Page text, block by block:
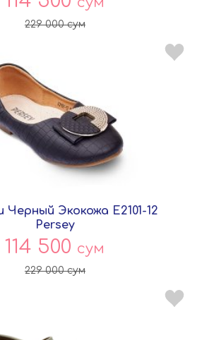
229 000сум
Черный Экокожа E2101-12
Persey
114 500 сум
229 000сум